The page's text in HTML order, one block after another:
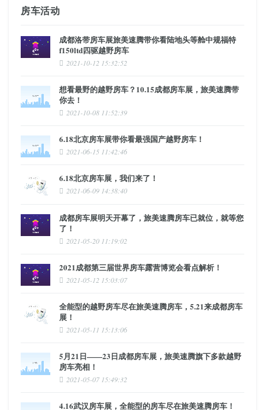
房车活动
成都洛带房车展旅美速腾带你看陆地头等舱中规福特
f150ltd四驱越野房车
2021-10-12 15:32:52
想看最野的越野房车？10.15成都房车展，旅美速腾带
你去！
2021-10-08 11:52:39
6.18北京房车展带你看最强国产越野房车！
2021-06-15 11:42:46
6.18北京房车展，我们来了！
2021-06-09 14:38:40
成都房车展明天开幕了，旅美速腾房车已就位，就等您
了！
2021-05-20 11:19:02
2021成都第三届世界房车露营博览会看点解析！
2021-05-12 15:03:07
全能型的越野房车尽在旅美速腾房车，5.21来成都房车
展！
2021-05-11 15:13:06
5月21日——23日成都房车展，旅美速腾旗下多款越野
房车亮相！
2021-05-07 15:49:32
4.16武汉房车展，全能型的房车尽在旅美速腾房车！